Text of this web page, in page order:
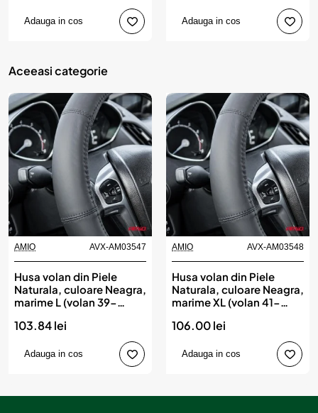
Adauga in cos Adauga in cos
Aceeasi categorie
AMIO AVX-AM03547
Husa volan din Piele
Naturala, culoare Neagra,
marime L (volan 39-
AMIO
103.84 lei
Adauga in cos
AMIO AVX-AM03548
Husa volan din Piele
Naturala, culoare Neagra,
marime XL (volan 41-
AMIO
106.00 lei
Adauga in cos